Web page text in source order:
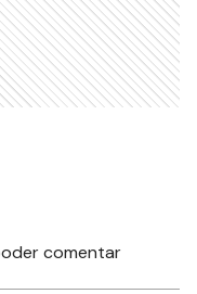
comentar